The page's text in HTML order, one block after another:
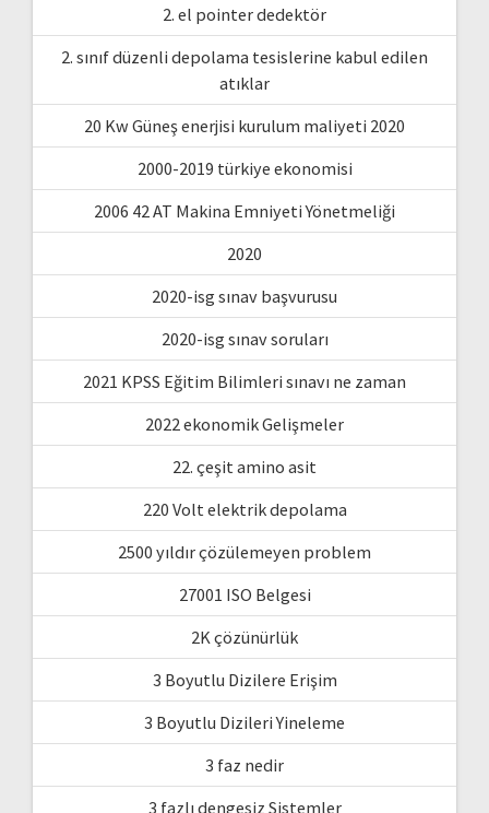
2. el pointer dedektör
2. sınıf düzenli depolama tesislerine kabul edilen
atıklar
20 Kw Güneş enerjisi kurulum maliyeti 2020
2000-2019 türkiye ekonomisi
2006 42 AT Makina Emniyeti Yönetmeliği
2020
2020-isg sınav başvurusu
2020-isg sınav soruları
2021 KPSS Eğitim Bilimleri sınavı ne zaman
2022 ekonomik Gelişmeler
22. çeşit amino asit
220 Volt elektrik depolama
2500 yıldır çözülemeyen problem
27001 ISO Belgesi
2K çözünürlük
3 Boyutlu Dizilere Erişim
3 Boyutlu Dizileri Yineleme
3 faz nedir
3 fazlı dengesiz Sistemler